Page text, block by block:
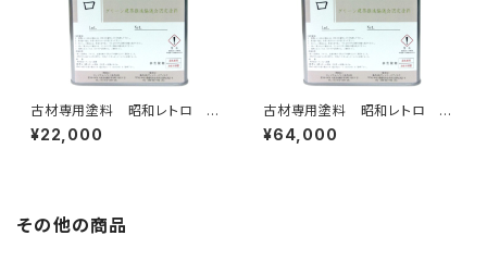
古材専用塗料 昭和レトロ 3.
5kg
¥22,000
古材専用塗料 昭和レトロ 15
kg
¥64,000
その他の商品